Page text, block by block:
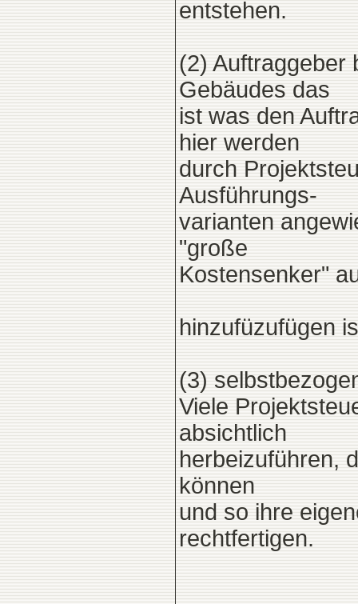
entstehen.
(2) Auftraggeber
Gebäudes das
ist was den
hier werden
durch
Ausführungs-
varianten
"große
Kostensenker"
hinzufüzufügen
(3)
Viele
absichtlich
herbeizuführen,
können
und so ihre
rechtfertigen.